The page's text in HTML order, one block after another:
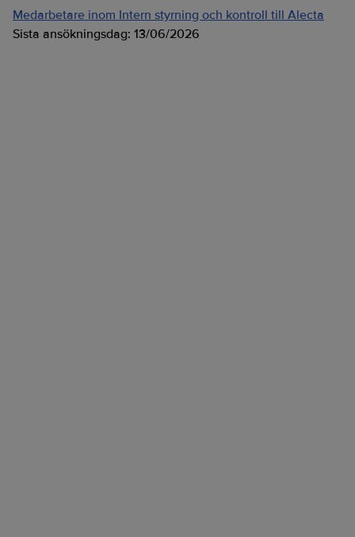
Medarbetare inom Intern styrning och kontroll till Alecta
Sista ansökningsdag: 13/06/2026